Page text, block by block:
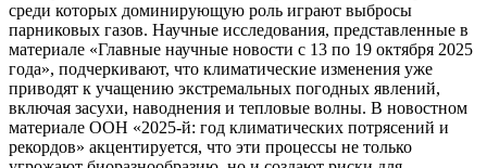
среди которых доминирующую роль играют выбросы
парниковых газов. Научные исследования, представленные в
материале «Главные научные новости с 13 по 19 октября 2025
года», подчеркивают, что климатические изменения уже
приводят к учащению экстремальных погодных явлений,
включая засухи, наводнения и тепловые волны. В новостном
материале ООН «2025-й: год климатических потрясений и
рекордов» акцентируется, что эти процессы не только